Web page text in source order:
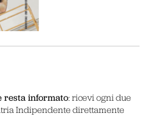
resta informato: ricevi ogni due
Indipendente direttamente